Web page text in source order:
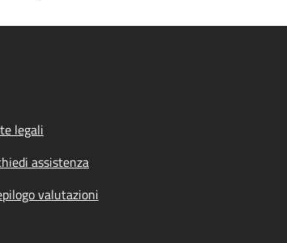
legali
assistenza
valutazioni